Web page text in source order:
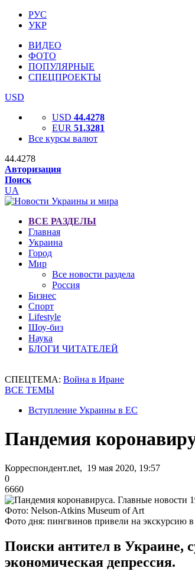
РУС
УКР
ВИДЕО
ФОТО
ПОПУЛЯРНЫЕ
СПЕЦПРОЕКТЫ
USD
USD 44.4278
EUR 51.3281
Все курсы валют
44.4278
Авторизация
Поиск
UA
ВСЕ РАЗДЕЛЫ
Главная
Украина
Город
Мир
Все новости раздела
Россия
Бизнес
Спорт
Lifestyle
Шоу-биз
Наука
БЛОГИ ЧИТАТЕЛЕЙ
СПЕЦТЕМА: Война в Иране
ВСЕ ТЕМЫ
Вступление Украины в ЕС
Пандемия
Корреспондент.net, 19 мая 2020, 19:57
0
6660
Фото: Nelson-Atkins Museum of Art
Фото дня: пингвинов привели на экскурсию
Поиски антител в Украине,
экономическая депрессия.